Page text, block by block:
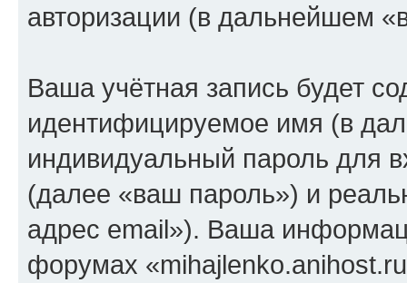
авторизации (в дальнейшем
Ваша учётная запись будет
идентифицируемое имя (в
индивидуальный пароль для
(далее «ваш пароль») и
адрес email»). Ваша
форумах